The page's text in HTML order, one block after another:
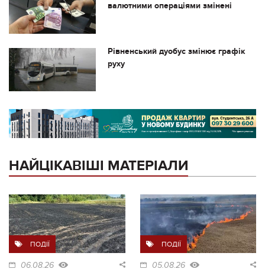
валютними операціями змінені
Рівненський дуобус змінює графік
руху
НАЙЦІКАВІШІ МАТЕРІАЛИ
ПОДІЇ
06.08.26
ПОДІЇ
05.08.26